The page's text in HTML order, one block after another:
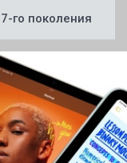
го поколения